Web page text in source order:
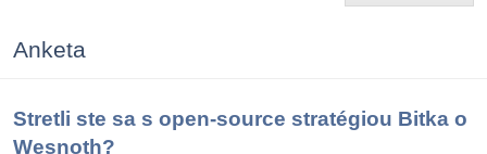
Anketa
Stretli ste sa s open-source stratégiou Bitka o
Wesnoth?